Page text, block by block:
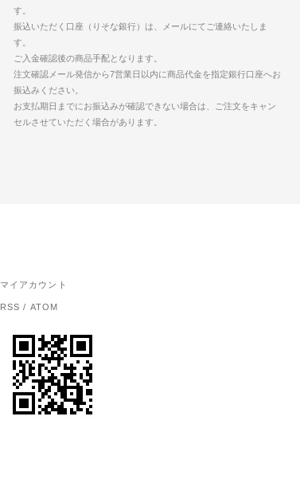
す。
振込いただく口座（りそな銀行）は、メールにてご連絡いたしま
す。
ご入金確認後の商品手配となります。
注文確認メール発信から7営業日以内に商品代金を指定銀行口座へお
振込みください。
お支払期日までにお振込みが確認できない場合は、ご注文をキャン
セルさせていただく場合があります。
マイアカウント
RSS / ATOM